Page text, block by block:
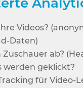
Videos?
Daten)
ab?
werden geklickt?
für Video-